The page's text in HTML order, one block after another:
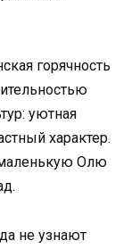
горячность
уютная
характер.
маленькую Олю
не узнают